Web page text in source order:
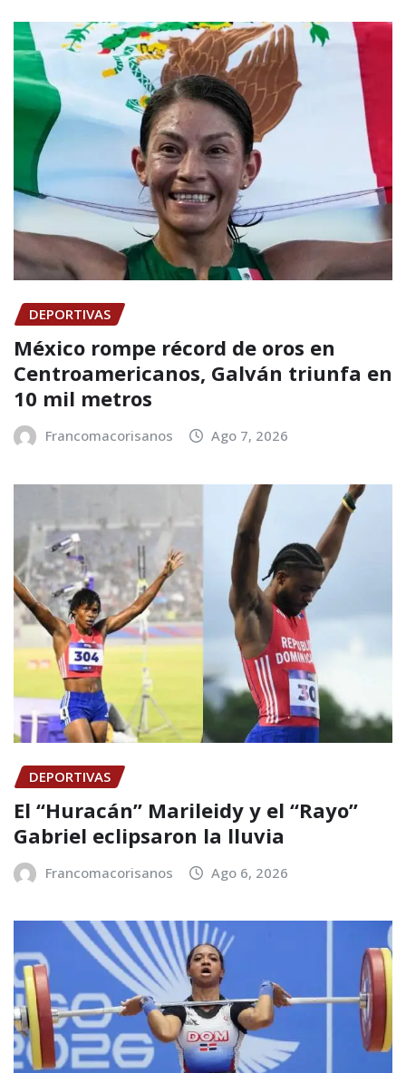
DEPORTIVAS
México rompe récord de oros en
Centroamericanos, Galván triunfa en
10 mil metros
Francomacorisanos Ago 7, 2026
DEPORTIVAS
El “Huracán” Marileidy y el “Rayo”
Gabriel eclipsaron la lluvia
Francomacorisanos Ago 6, 2026